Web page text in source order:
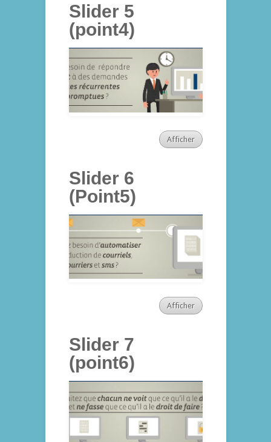
Slider 5
(point4)
Afficher
Slider 6
(Point5)
Afficher
Slider 7
(point6)